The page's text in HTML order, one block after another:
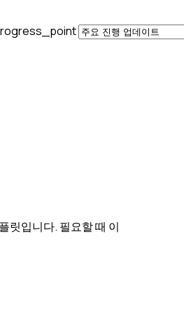
릿입니다. 필요할 때 이